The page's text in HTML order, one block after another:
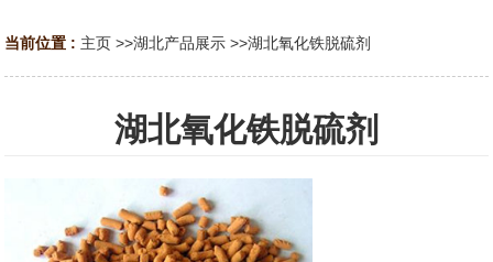
当前位置 : 主页 >>湖北产品展示 >>湖北氧化铁脱硫剂
湖北氧化铁脱硫剂